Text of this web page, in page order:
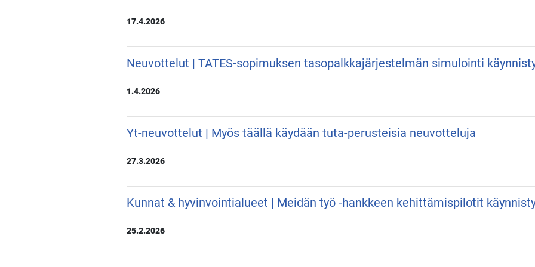
17.4.2026
Neuvottelut | TATES-sopimuksen tasopalkkajärjestelmän simulointi
1.4.2026
Yt-neuvottelut | Myös täällä käydään tuta-perusteisia neuvotteluja
27.3.2026
Kunnat & hyvinvointialueet | Meidän työ -hankkeen kehittämispilotit
25.2.2026